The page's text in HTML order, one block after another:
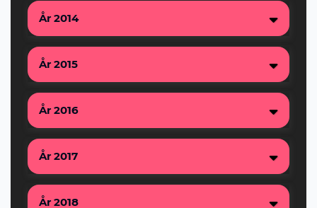
År 2014
År 2015
År 2016
År 2017
År 2018